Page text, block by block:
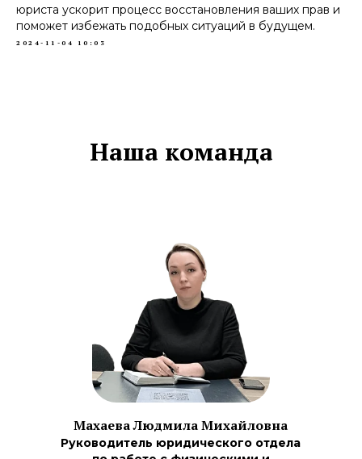
юриста ускорит процесс восстановления ваших прав и
поможет избежать подобных ситуаций в будущем.
2024-11-04 10:03
Наша команда
Махаева Людмила Михайловна
Руководитель юридического отдела